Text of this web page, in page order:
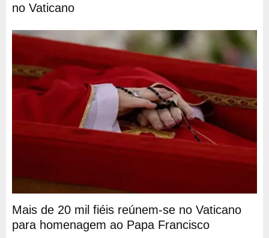
no Vaticano
Mais de 20 mil fiéis reúnem-se no Vaticano
para homenagem ao Papa Francisco